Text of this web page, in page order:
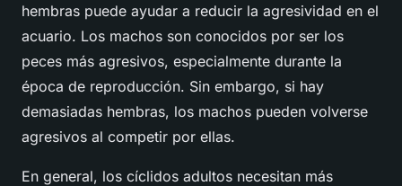
hembras puede ayudar a reducir la agresividad en el
acuario. Los machos son conocidos por ser los
peces más agresivos, especialmente durante la
época de reproducción. Sin embargo, si hay
demasiadas hembras, los machos pueden volverse
agresivos al competir por ellas.
En general, los cíclidos adultos necesitan más